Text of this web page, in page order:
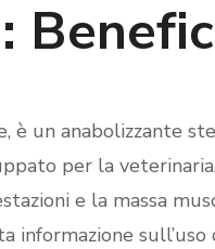
è un anabolizzante
per la
e la massa
informazione